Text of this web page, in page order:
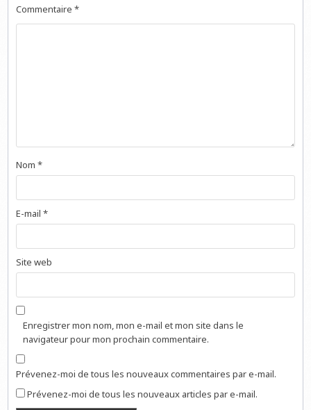
Commentaire*
Nom*
E-mail*
Site web
Enregistrer mon nom, mon e-mail et mon site dans le
navigateur pour mon prochain commentaire.
Prévenez-moi de tous les nouveaux commentaires par e-mail.
Prévenez-moi de tous les nouveaux articles par e-mail.